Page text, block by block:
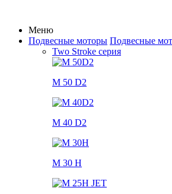
Меню
Подвесные моторы Подвесные
Two Stroke серия
M 50 D2
M 40 D2
M 30 H